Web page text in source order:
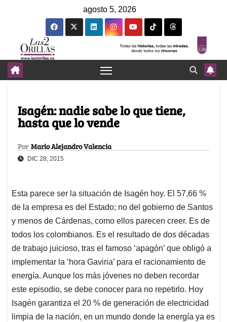
agosto 5, 2026
Isagén: nadie sabe lo que tiene,
hasta que lo vende
Por Mario Alejandro Valencia
DIC 28, 2015
Esta parece ser la situación de Isagén hoy. El 57,66 %
de la empresa es del Estado; no del gobierno de Santos
y menos de Cárdenas, como ellos parecen creer. Es de
todos los colombianos. Es el resultado de dos décadas
de trabajo juicioso, tras el famoso ‘apagón’ que obligó a
implementar la ‘hora Gaviria’ para el racionamiento de
energía. Aunque los más jóvenes no deben recordar
este episodio, se debe conocer para no repetirlo. Hoy
Isagén garantiza el 20 % de generación de electricidad
limpia de la nación, en un mundo donde la energía ya es